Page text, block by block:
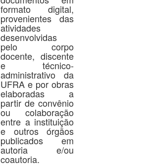
formato digital,
provenientes das
atividades
desenvolvidas
pelo corpo
docente, discente
e técnico-
administrativo da
UFRA e por obras
elaboradas a
partir de convênio
ou colaboração
entre a instituição
e outros órgãos
publicados em
autoria e/ou
coautoria.